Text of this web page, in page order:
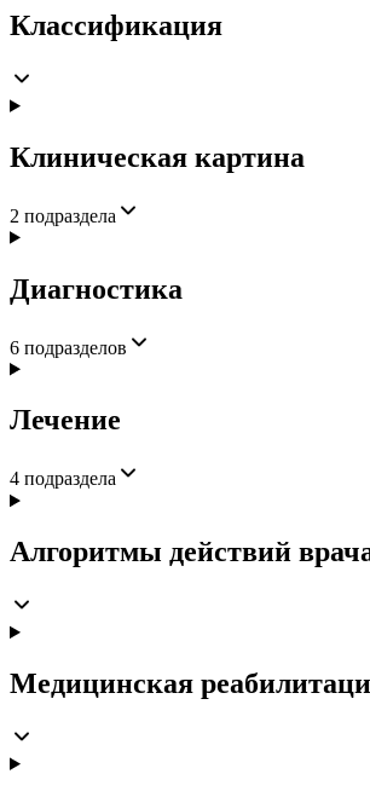
Классификация
Клиническая картина
2 подраздела
Диагностика
6 подразделов
Лечение
4 подраздела
Алгоритмы действий
Медицинская